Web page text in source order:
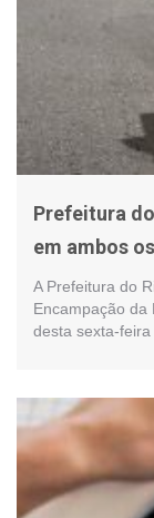
Prefeitura
em ambos
A Prefeitura do
Encampação da
desta sexta-